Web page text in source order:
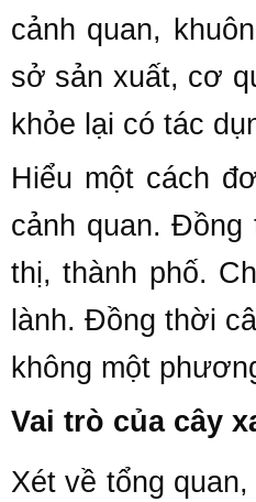
cảnh quan,
sở sản xuất, cơ
khỏe lại có tác
Hiểu một cách
cảnh quan. Đồng
thị, thành phố.
lành. Đồng thời
không một
Vai trò của cây
Xét về tổng